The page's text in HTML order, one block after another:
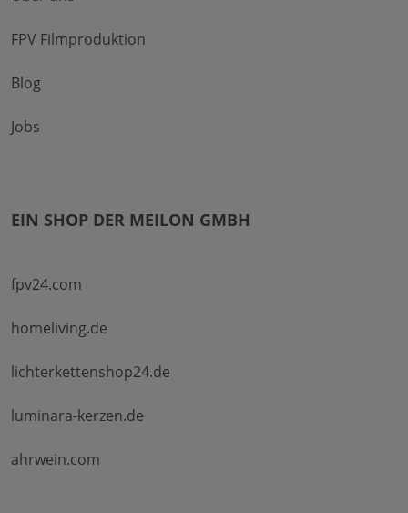
FPV Filmproduktion
Blog
Jobs
EIN SHOP DER MEILON GMBH
fpv24.com
homeliving.de
lichterkettenshop24.de
luminara-kerzen.de
ahrwein.com